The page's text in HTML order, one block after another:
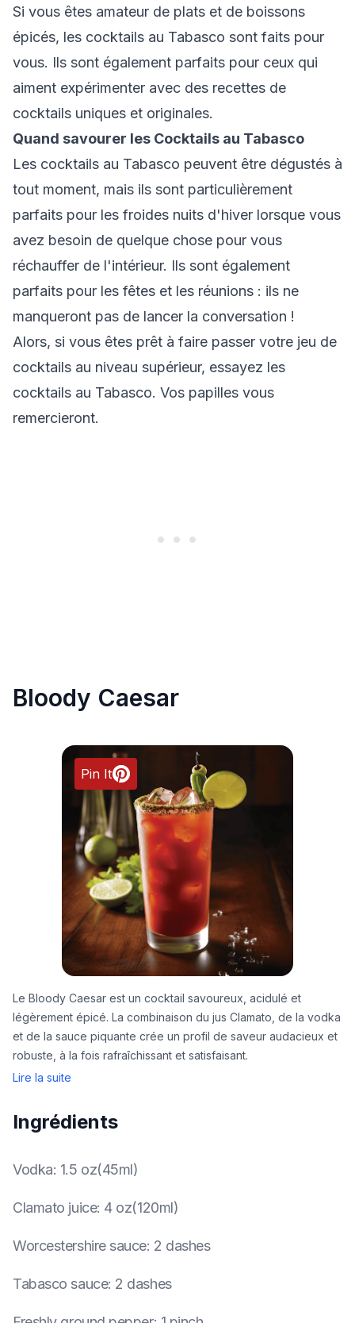
Si vous êtes amateur de plats et de boissons
épicés, les cocktails au Tabasco sont faits pour
vous. Ils sont également parfaits pour ceux qui
aiment expérimenter avec des recettes de
cocktails uniques et originales.
Quand savourer les Cocktails au Tabasco
Les cocktails au Tabasco peuvent être dégustés à
tout moment, mais ils sont particulièrement
parfaits pour les froides nuits d'hiver lorsque vous
avez besoin de quelque chose pour vous
réchauffer de l'intérieur. Ils sont également
parfaits pour les fêtes et les réunions : ils ne
manqueront pas de lancer la conversation !
Alors, si vous êtes prêt à faire passer votre jeu de
cocktails au niveau supérieur, essayez les
cocktails au Tabasco. Vos papilles vous
remercieront.
Bloody Caesar
Pin It
Le Bloody Caesar est un cocktail savoureux, acidulé et
légèrement épicé. La combinaison du jus Clamato, de la vodka
et de la sauce piquante crée un profil de saveur audacieux et
robuste, à la fois rafraîchissant et satisfaisant.
Lire la suite
Ingrédients
Vodka: 1.5 oz(45ml)
Clamato juice: 4 oz(120ml)
Worcestershire sauce: 2 dashes
Tabasco sauce: 2 dashes